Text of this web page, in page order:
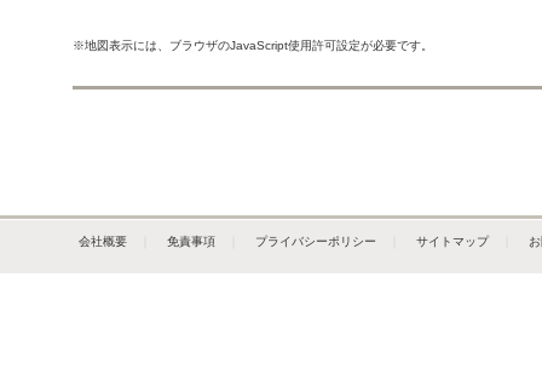
※地図表示には、ブラウザのJavaScript使用許可設定が必要です。
会社概要 免責事項 プライバシーポリシー サイトマップ｜